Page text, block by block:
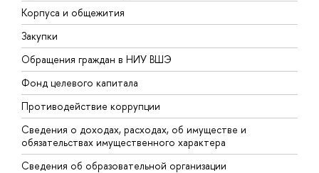
Корпуса и общежития
Закупки
Обращения граждан в НИУ ВШЭ
Фонд целевого капитала
Противодействие коррупции
Сведения о доходах, расходах, об имуществе и
обязательствах имущественного характера
Сведения об образовательной организации